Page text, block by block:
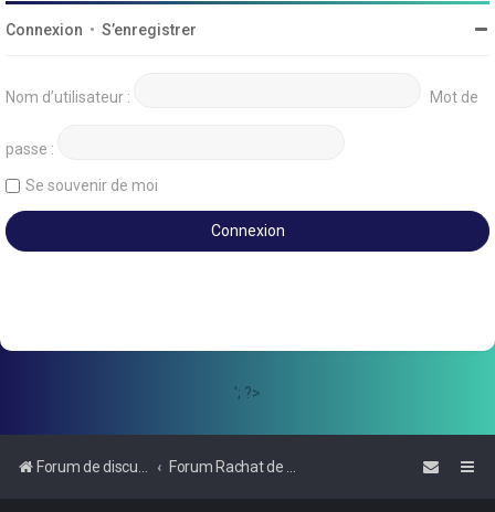
Connexion • S’enregistrer
Nom d’utilisateur : Mot de
passe :
Se souvenir de moi
'; ?>
Forum de discussions sur le Regroupement de Crédits et le Rachat de Crédits